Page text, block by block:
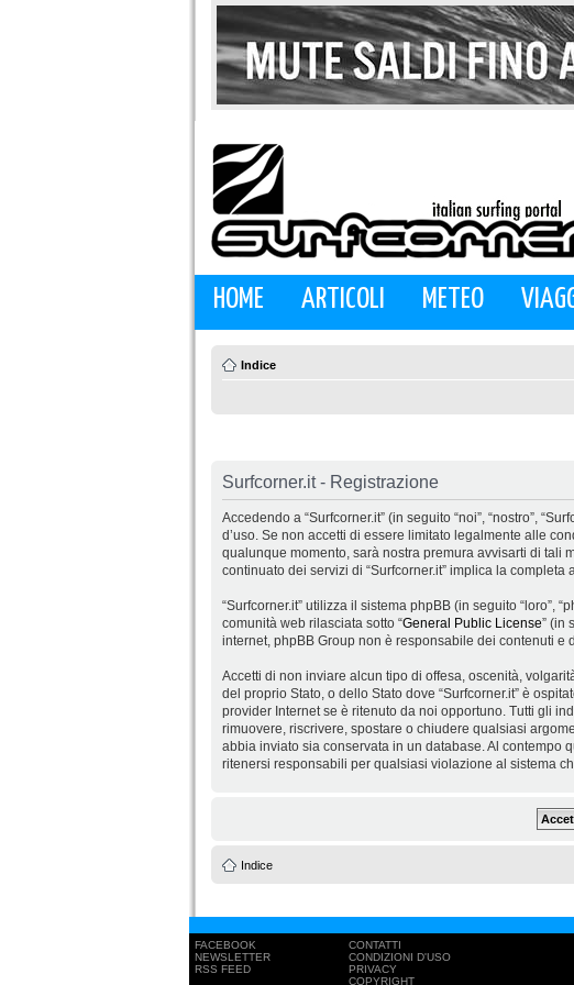
HOME ARTICOLI METEO
Indice
Surfcorner.it - Registrazione
Accedendo a “Surfcorner.it” (in seguito “noi”, “nostro”,
d’uso. Se non accetti di essere limitato legalmente alle
qualunque momento, sarà nostra premura avvisarti di tali
continuato dei servizi di “Surfcorner.it” implica la completa
“Surfcorner.it” utilizza il sistema phpBB (in seguito “loro”,
comunità web rilasciata sotto “General Public License” (in
internet, phpBB Group non è responsabile dei contenuti
Accetti di non inviare alcun tipo di offesa, oscenità,
del proprio Stato, o dello Stato dove “Surfcorner.it” è
provider Internet se è ritenuto da noi opportuno. Tutti gli
rimuovere, riscrivere, spostare o chiudere qualsiasi
abbia inviato sia conservata in un database. Al contempo
ritenersi responsabili per qualsiasi violazione al sistema
Indice
FACEBOOK
NEWSLETTER
RSS FEED
CONTATTI
CONDIZIONI D'USO
PRIVACY
COPYRIGHT